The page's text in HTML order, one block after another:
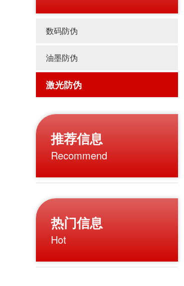
数码防伪
油墨防伪
激光防伪
推荐信息
Recommend
热门信息
Hot